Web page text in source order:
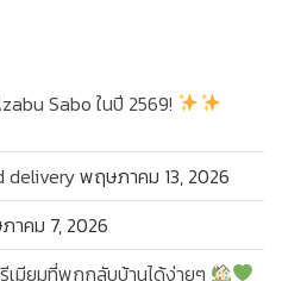
Sabo ในปี 2569!
deliveryพฤษภาคม 13, 2026
าคม 7, 2026
มียมที่พกกลับบ้านได้ง่ายๆ